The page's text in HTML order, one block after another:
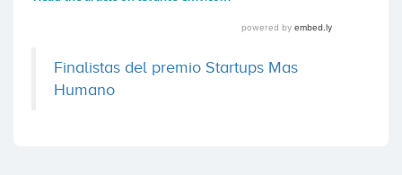
Finalistas del premio Startups Mas
Humano